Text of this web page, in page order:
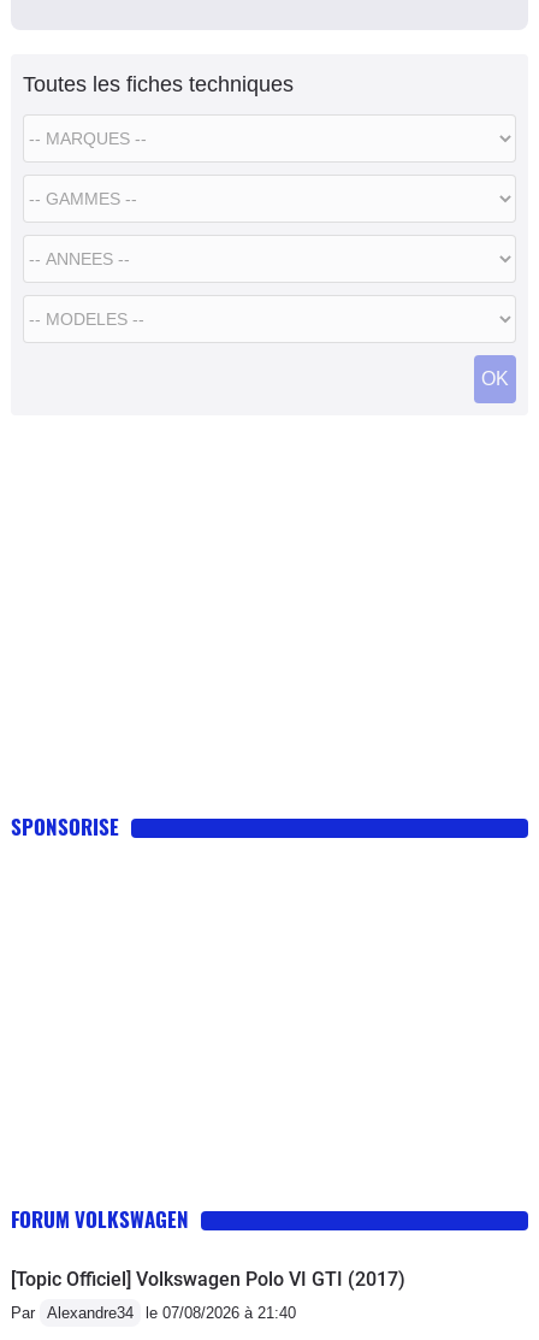
Toutes les fiches techniques
SPONSORISE
FORUM VOLKSWAGEN
[Topic Officiel] Volkswagen Polo VI GTI (2017)
Par Alexandre34 le 07/08/2026 à 21:40